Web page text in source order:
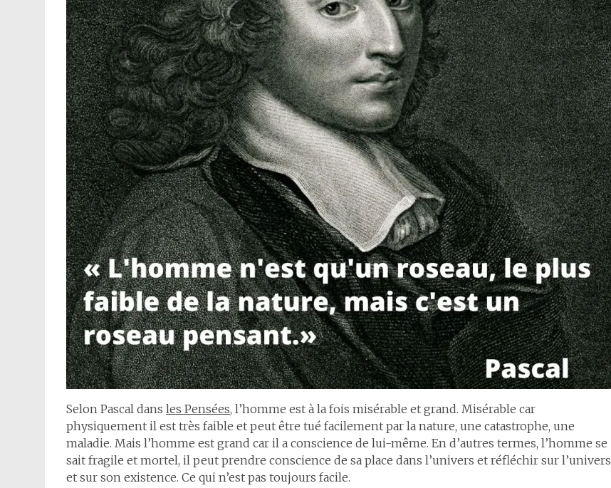
Selon Pascal dans les Pensées, l’homme est à la fois misérable et grand. Misérable car
physiquement il est très faible et peut être tué facilement par la nature, une catastrophe, une
maladie. Mais l’homme est grand car il a conscience de lui-même. En d’autres termes, l’homme se
sait fragile et mortel, il peut prendre conscience de sa place dans l’univers et réfléchir sur l’univers
et sur son existence. Ce qui n’est pas toujours facile.